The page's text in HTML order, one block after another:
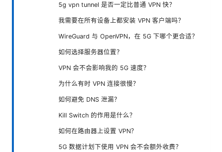
5g vpn tunnel 是否一定比普通 VPN 快？
我需要在所有设备上都安装 VPN 客户端吗？
WireGuard 与 OpenVPN，在 5G 下哪个更合适？
如何选择服务器位置？
VPN 会不会影响我的 5G 速度？
为什么有时 VPN 连接很慢？
如何避免 DNS 泄漏？
Kill Switch 的作用是什么？
如何在路由器上设置 VPN？
5G 数据计划下使用 VPN 会不会额外收费？